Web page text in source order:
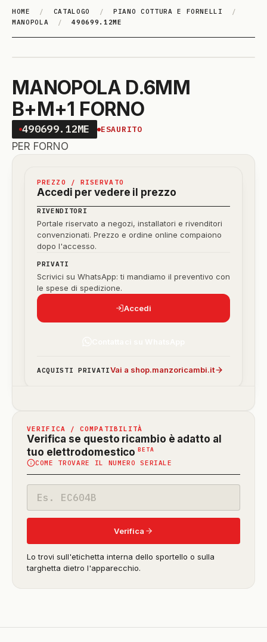
HOME / CATALOGO / PIANO COTTURA E FORNELLI
/
MANOPOLA
/ 490699.12ME
MANOPOLA D.6MM
B+M+1 FORNO
490699.12ME ESAURITO
PER FORNO
PREZZO / RISERVATO
Accedi per vedere il prezzo
RIVENDITORI
Portale riservato a negozi, installatori e rivenditori
convenzionati. Prezzo e ordine online compaiono
dopo l'accesso.
PRIVATI
Scrivici su WhatsApp: ti mandiamo il preventivo con
le spese di spedizione.
Accedi
ACQUISTI PRIVATIVai a shop.manzoricambi.it
VERIFICA / COMPATIBILITÀ
Verifica se questo ricambio è adatto al
tuo elettrodomestico BETA
in
beta)
COME TROVARE IL NUMERO SERIALE
modello
Verifica
Lo trovi sull'etichetta interna dello sportello o sulla
targhetta dietro l'apparecchio.